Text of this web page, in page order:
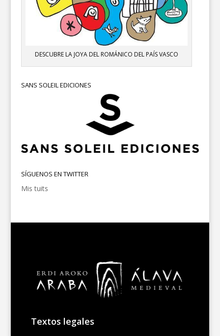
DESCUBRE LA JOYA DEL ROMÁNICO DEL PAÍS VASCO
SANS SOLEIL EDICIONES
SÍGUENOS EN TWITTER
Mis tuits
Textos legales